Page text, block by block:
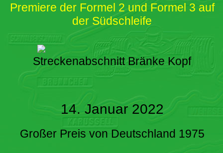
Premiere der Formel 2 und Formel 3 auf
der Südschleife
Streckenabschnitt Bränke Kopf
14. Januar 2022
Großer Preis von Deutschland 1975